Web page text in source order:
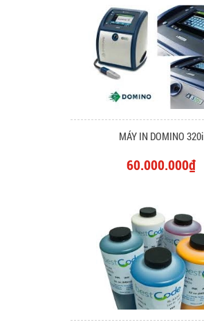
MÁY IN DOMINO 320i
60.000.000₫